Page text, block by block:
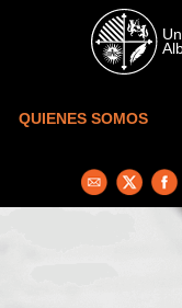
Skip to main content
QUIENES SOMOS